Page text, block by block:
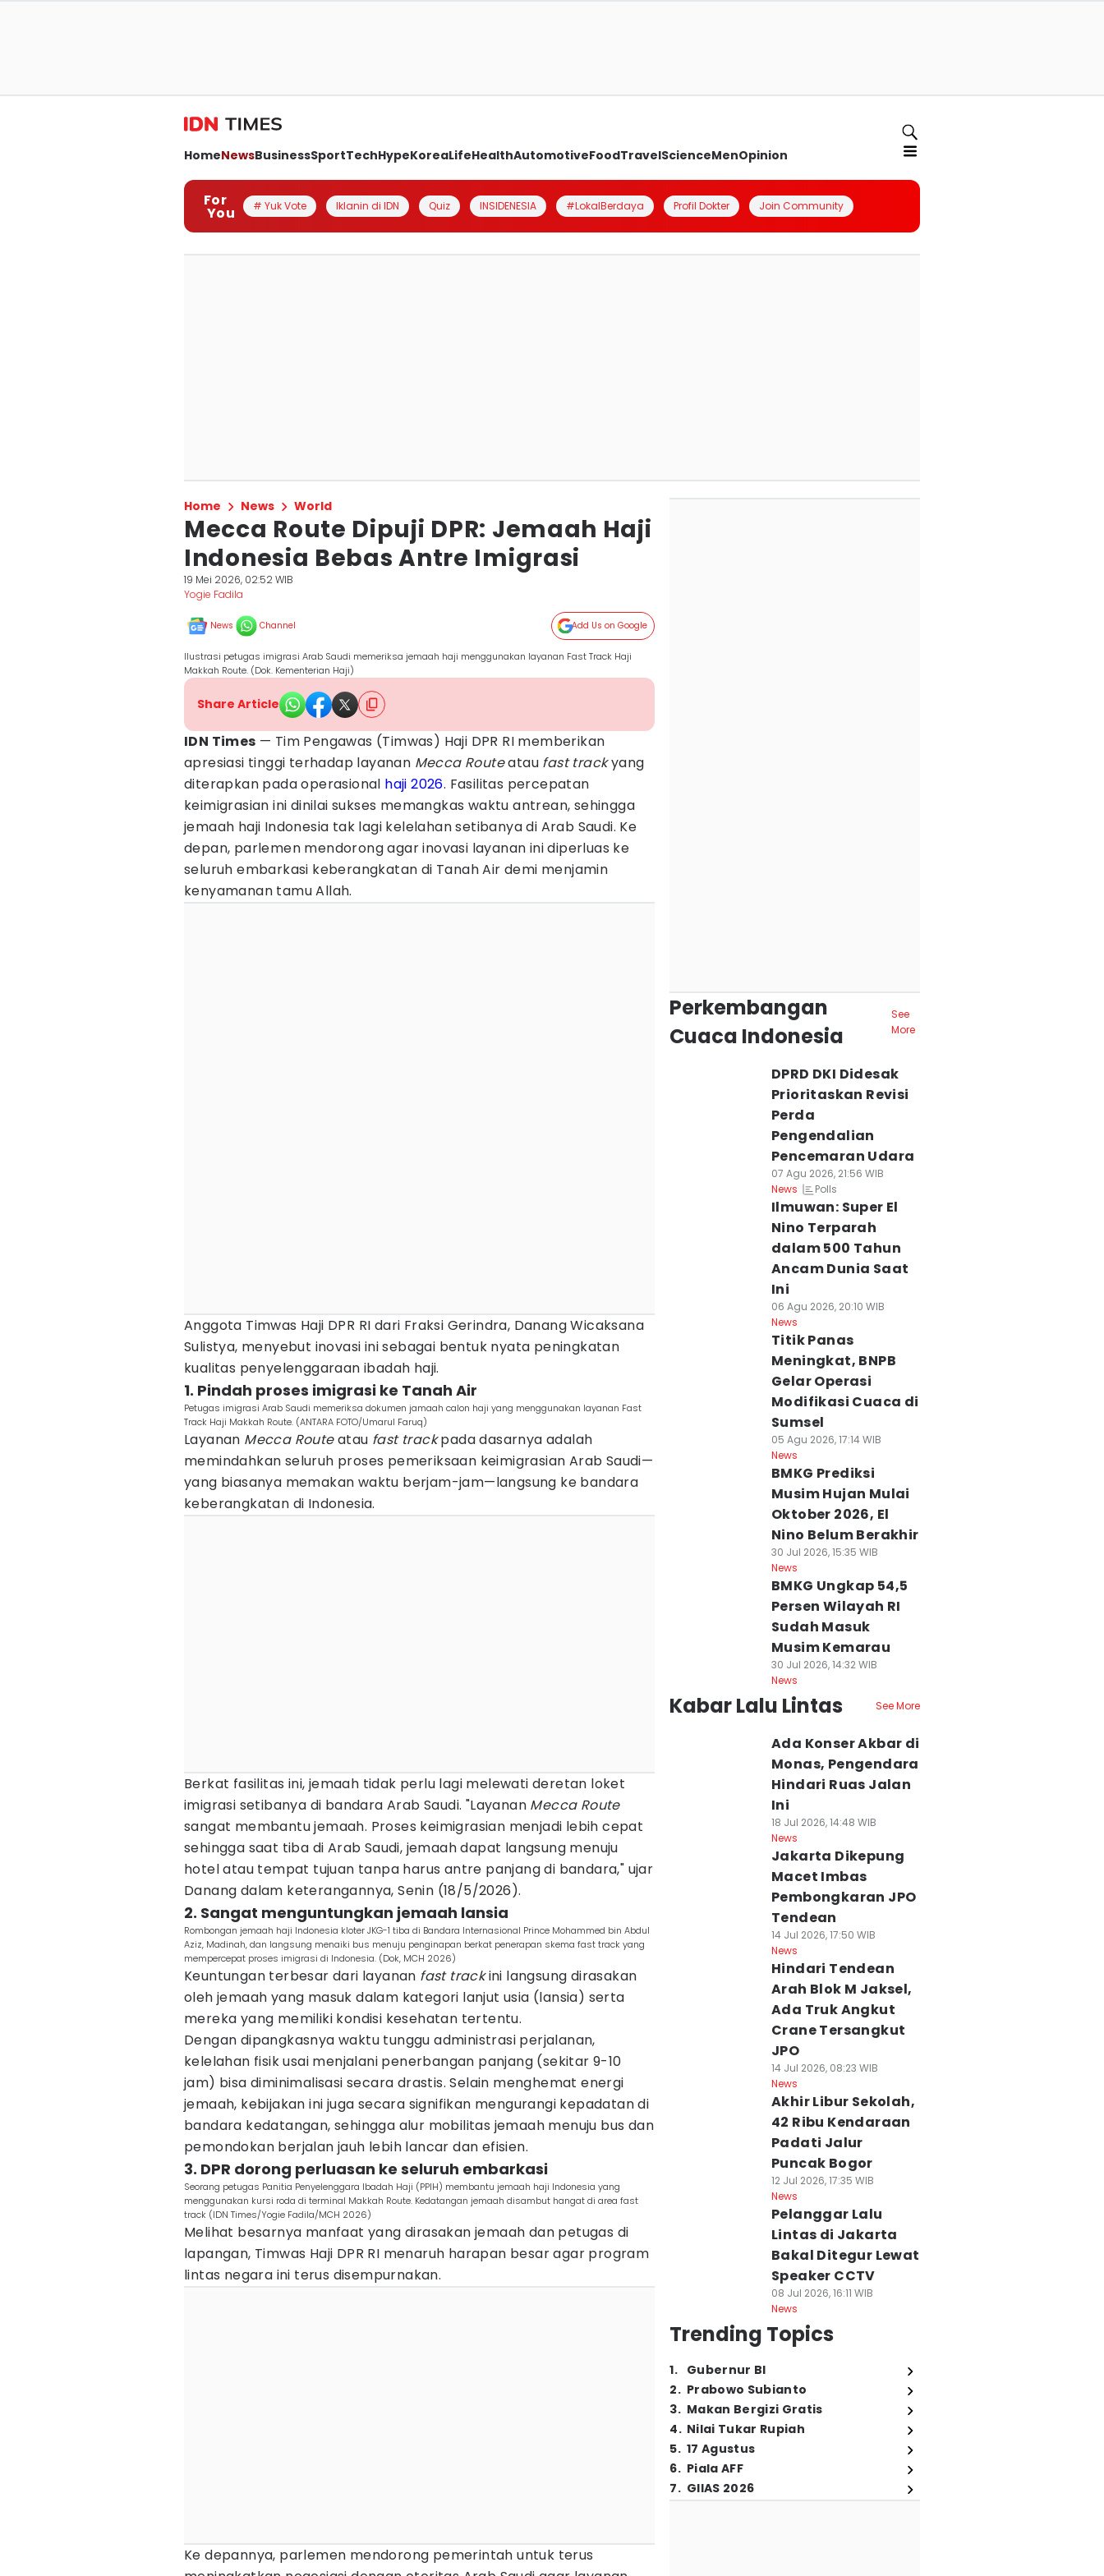
HomeNewsBusinessSportTechHypeKoreaLifeHealthAutomotiveFoodTravelScienceMenOpinion
For
You # Yuk Vote Iklanin di IDN Quiz INSIDENESIA #LokalBerdaya Profil Dokter Join Community
Home News World
Mecca Route Dipuji DPR: Jemaah Haji
Indonesia Bebas Antre Imigrasi
19 Mei 2026, 02:52 WIB
Yogie Fadila
News Channel Add Us on Google
Ilustrasi petugas imigrasi Arab Saudi memeriksa jemaah haji menggunakan layanan Fast Track Haji
Makkah Route. (Dok. Kementerian Haji)
Share Article
IDN Times — Tim Pengawas (Timwas) Haji DPR RI memberikan
apresiasi tinggi terhadap layanan Mecca Routeatau fast trackyang
diterapkan pada operasional haji 2026. Fasilitas percepatan
keimigrasian ini dinilai sukses memangkas waktu antrean, sehingga
jemaah haji Indonesia tak lagi kelelahan setibanya di Arab Saudi. Ke
depan, parlemen mendorong agar inovasi layanan ini diperluas ke
seluruh embarkasi keberangkatan di Tanah Air demi menjamin
kenyamanan tamu Allah.
Anggota Timwas Haji DPR RI dari Fraksi Gerindra, Danang Wicaksana
Sulistya, menyebut inovasi ini sebagai bentuk nyata peningkatan
kualitas penyelenggaraan ibadah haji.
1. Pindah proses imigrasi ke Tanah Air
Petugas imigrasi Arab Saudi memeriksa dokumen jamaah calon haji yang menggunakan layanan Fast
Track Haji Makkah Route. (ANTARA FOTO/Umarul Faruq)
Layanan Mecca Routeatau fast trackpada dasarnya adalah
memindahkan seluruh proses pemeriksaan keimigrasian Arab Saudi—
yang biasanya memakan waktu berjam-jam—langsung ke bandara
keberangkatan di Indonesia.
Berkat fasilitas ini, jemaah tidak perlu lagi melewati deretan loket
imigrasi setibanya di bandara Arab Saudi. "Layanan Mecca Route
sangat membantu jemaah. Proses keimigrasian menjadi lebih cepat
sehingga saat tiba di Arab Saudi, jemaah dapat langsung menuju
hotel atau tempat tujuan tanpa harus antre panjang di bandara," ujar
Danang dalam keterangannya, Senin (18/5/2026).
2. Sangat menguntungkan jemaah lansia
Rombongan jemaah haji Indonesia kloter JKG-1 tiba di Bandara Internasional Prince Mohammed bin Abdul
Aziz, Madinah, dan langsung menaiki bus menuju penginapan berkat penerapan skema fast track yang
mempercepat proses imigrasi di Indonesia. (Dok, MCH 2026)
Keuntungan terbesar dari layanan fast trackini langsung dirasakan
oleh jemaah yang masuk dalam kategori lanjut usia (lansia) serta
mereka yang memiliki kondisi kesehatan tertentu.
Dengan dipangkasnya waktu tunggu administrasi perjalanan,
kelelahan fisik usai menjalani penerbangan panjang (sekitar 9-10
jam) bisa diminimalisasi secara drastis. Selain menghemat energi
jemaah, kebijakan ini juga secara signifikan mengurangi kepadatan di
bandara kedatangan, sehingga alur mobilitas jemaah menuju bus dan
pemondokan berjalan jauh lebih lancar dan efisien.
3. DPR dorong perluasan ke seluruh embarkasi
Seorang petugas Panitia Penyelenggara Ibadah Haji (PPIH) membantu jemaah haji Indonesia yang
menggunakan kursi roda di terminal Makkah Route. Kedatangan jemaah disambut hangat di area fast
track (IDN Times/Yogie Fadila/MCH 2026)
Melihat besarnya manfaat yang dirasakan jemaah dan petugas di
lapangan, Timwas Haji DPR RI menaruh harapan besar agar program
lintas negara ini terus disempurnakan.
Ke depannya, parlemen mendorong pemerintah untuk terus
Perkembangan
Cuaca Indonesia
See
More
DPRD DKI Didesak
Prioritaskan Revisi
Perda
Pengendalian
Pencemaran Udara
07 Agu 2026, 21:56 WIB
News
Polls
Ilmuwan: Super El
Nino Terparah
dalam 500 Tahun
Ancam Dunia Saat
Ini
06 Agu 2026, 20:10 WIB
News
Titik Panas
Meningkat, BNPB
Gelar Operasi
Modifikasi Cuaca di
Sumsel
05 Agu 2026, 17:14 WIB
News
BMKG Prediksi
Musim Hujan Mulai
Oktober 2026, El
Nino Belum Berakhir
30 Jul 2026, 15:35 WIB
News
BMKG Ungkap 54,5
Persen Wilayah RI
Sudah Masuk
Musim Kemarau
30 Jul 2026, 14:32 WIB
News
Kabar Lalu Lintas See More
Ada Konser Akbar di
Monas, Pengendara
Hindari Ruas Jalan
Ini
18 Jul 2026, 14:48 WIB
News
Jakarta Dikepung
Macet Imbas
Pembongkaran JPO
Tendean
14 Jul 2026, 17:50 WIB
News
Hindari Tendean
Arah Blok M Jaksel,
Ada Truk Angkut
Crane Tersangkut
JPO
14 Jul 2026, 08:23 WIB
News
Akhir Libur Sekolah,
42 Ribu Kendaraan
Padati Jalur
Puncak Bogor
12 Jul 2026, 17:35 WIB
News
Pelanggar Lalu
Lintas di Jakarta
Bakal Ditegur Lewat
Speaker CCTV
08 Jul 2026, 16:11 WIB
News
Trending Topics
1. Gubernur BI
2. Prabowo Subianto
3. Makan Bergizi Gratis
4. Nilai Tukar Rupiah
5. 17 Agustus
6. Piala AFF
7. GIIAS 2026